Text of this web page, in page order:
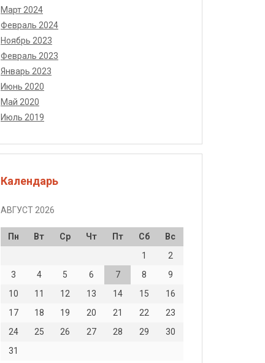
Март 2024
Февраль 2024
Ноябрь 2023
Февраль 2023
Январь 2023
Июнь 2020
Май 2020
Июль 2019
Календарь
АВГУСТ 2026
Пн Вт Ср Чт Пт Сб
Вс
1
2
3
4 5 6 7 8
9
10
11 12 13 14 15
16
17
18 19 20 21 22
23
24
25 26 27 28 29
30
31